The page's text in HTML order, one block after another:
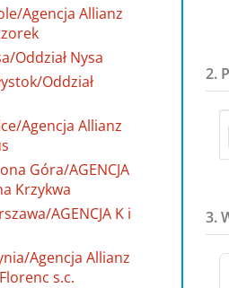
Agencja Allianz
Oddział Nysa
Oddział
Agencja Allianz
Góra/AGENCJA
Krzykwa
AGENCJA K i
Agencja Allianz
s.c.
2.
3.